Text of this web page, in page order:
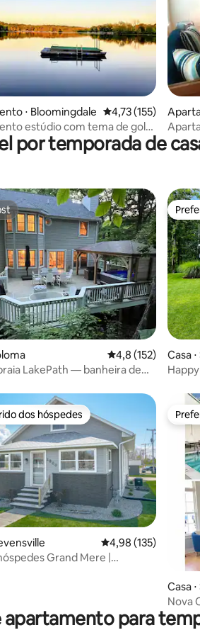
de 5, 337 avaliações
⋅ Bloomingdale 4,73 de uma
4,73 (155)
estúdio com tema de golfe
Scott Lake
por temporada de
de 5, 231 avaliações
4,8 de uma
4,8 (152)
LakePath — banheira de
Casa
de 5, 148 avaliações
melhores preferidos dos hóspedes
dos hóspedes
4,98 de uma
4,98 (135)
Grand Mere |
Casa
Nova
para